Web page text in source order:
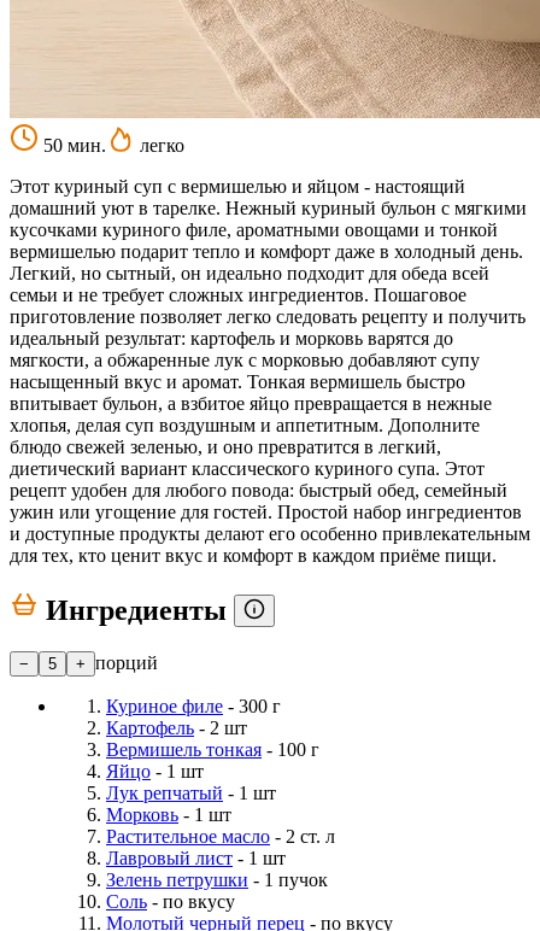
50 мин.
легко
Этот куриный суп с вермишелью и яйцом - настоящий
домашний уют в тарелке. Нежный куриный бульон с мягкими
кусочками куриного филе, ароматными овощами и тонкой
вермишелью подарит тепло и комфорт даже в холодный день.
Легкий, но сытный, он идеально подходит для обеда всей
семьи и не требует сложных ингредиентов. Пошаговое
приготовление позволяет легко следовать рецепту и получить
идеальный результат: картофель и морковь варятся до
мягкости, а обжаренные лук с морковью добавляют супу
насыщенный вкус и аромат. Тонкая вермишель быстро
впитывает бульон, а взбитое яйцо превращается в нежные
хлопья, делая суп воздушным и аппетитным. Дополните
блюдо свежей зеленью, и оно превратится в легкий,
диетический вариант классического куриного супа. Этот
рецепт удобен для любого повода: быстрый обед, семейный
ужин или угощение для гостей. Простой набор ингредиентов
и доступные продукты делают его особенно привлекательным
для тех, кто ценит вкус и комфорт в каждом приёме пищи.
Ингредиенты
− 5 + порций
Куриное филе - 300 г
Картофель - 2 шт
Вермишель тонкая - 100 г
Яйцо - 1 шт
Лук репчатый - 1 шт
Морковь - 1 шт
Растительное масло - 2 ст. л
Лавровый лист - 1 шт
Зелень петрушки - 1 пучок
Соль - по вкусу
Молотый черный перец - по вкусу